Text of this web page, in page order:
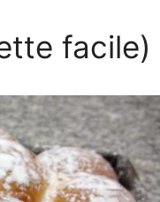
facile)